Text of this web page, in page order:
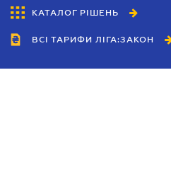
КАТАЛОГ РІШЕНЬ
ВСІ ТАРИФИ ЛІГА:ЗАКОН